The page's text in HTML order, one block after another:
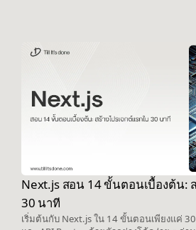
Next.js สอน 14 ขั้นตอนเบื้องต้น:
30 นาที
เริ่มต้นกับ Next.js ใน 14 ขั้นตอนเพียงแค่ 30